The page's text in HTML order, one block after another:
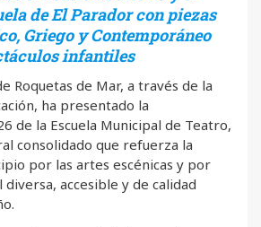
de El Parador con piezas
Griego y Contemporáneo
infantiles
Roquetas de Mar, a través de la
ha presentado la
de la Escuela Municipal de Teatro,
consolidado que refuerza la
por las artes escénicas y por
accesible y de calidad